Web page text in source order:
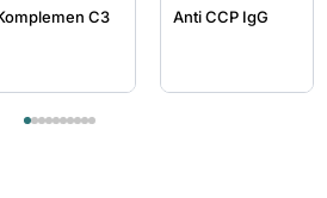
C3 Anti CCP IgG